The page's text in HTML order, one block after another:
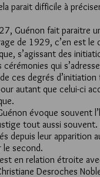
parait difficile à
Guénon fait paraitre
de 1929, c’en est le
s’agissant des
qui
ces degrés
autant que celui-ci
évoque souvent
tout aussi
depuis leur apparition
le second.
en relation étroite
Desroches